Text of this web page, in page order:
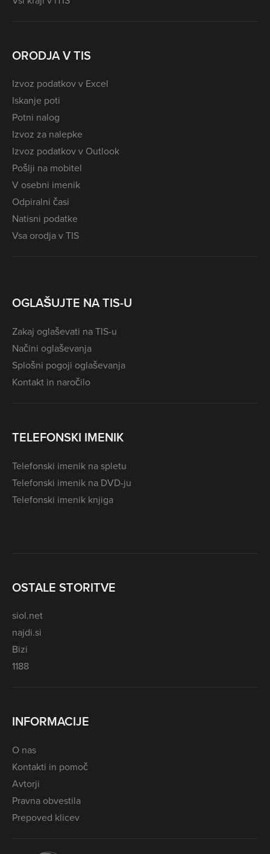
ORODJA V TIS
Izvoz podatkov v Excel
Iskanje poti
Potni nalog
Izvoz za nalepke
Izvoz podatkov v Outlook
Pošlji na mobitel
V osebni imenik
Odpiralni časi
Natisni podatke
Vsa orodja v TIS
OGLAŠUJTE NA TIS-U
Zakaj oglaševati na TIS-u
Načini oglaševanja
Splošni pogoji oglaševanja
Kontakt in naročilo
TELEFONSKI IMENIK
Telefonski imenik na spletu
Telefonski imenik na DVD-ju
Telefonski imenik knjiga
OSTALE STORITVE
siol.net
najdi.si
Bizi
1188
INFORMACIJE
O nas
Kontakti in pomoč
Avtorji
Pravna obvestila
Prepoved klicev